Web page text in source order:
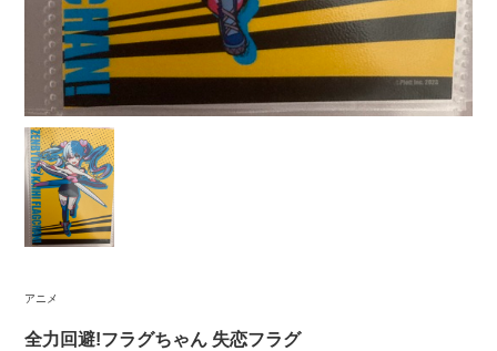
アニメ
全力回避!フラグちゃん 失恋フラグ